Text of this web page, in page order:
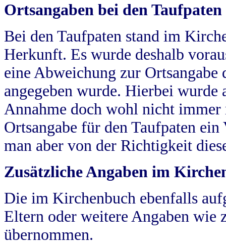
Ortsangaben bei den Taufpaten
Bei den Taufpaten stand im
Herkunft. Es wurde deshalb
eine Abweichung zur
angegeben wurde. Hierbei wurde
Annahme doch wohl nicht
Ortsangabe für den Taufpaten
man aber von der Richtigkeit
Zusätzliche Angaben im
Die im Kirchenbuch ebenfalls
Eltern oder weitere Angaben wie
übernommen.